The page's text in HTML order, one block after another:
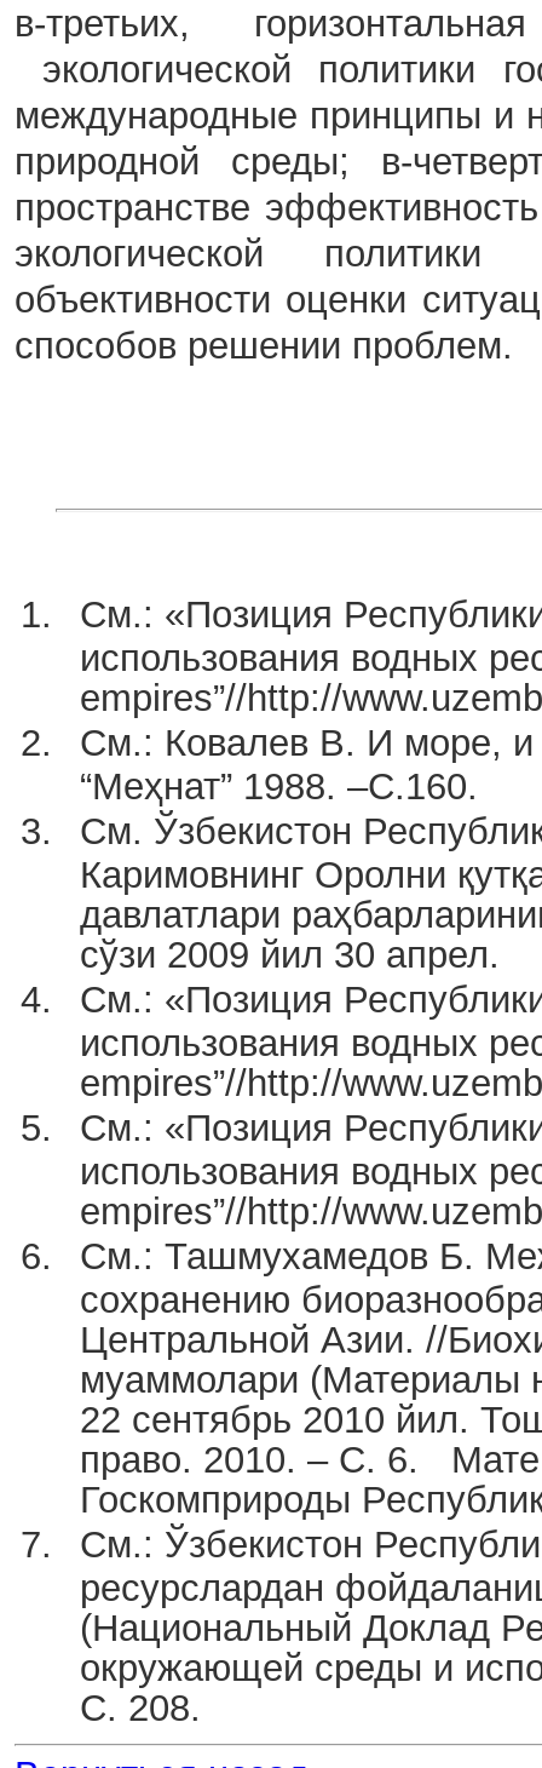
в-третьих,
экологической политики
международные принципы
природной среды; в-
пространстве
экологической
объективности оценки
способов решении проблем.
См.: «Позиция
использования водных
empires”//http://
См.: Ковалев В. И море, и
“Меҳнат” 1988. –С.160.
См. Ўзбекистон
Каримовнинг Оролни
давлатлари
сўзи 2009 йил 30 апрел.
См.: «Позиция
использования водных
empires”//http://
См.: «Позиция
использования водных
empires”//http://
См.: Ташмухамедов Б.
сохранению
Центральной Азии. //
муаммолари (Материалы
22 сентябрь 2010 йил.
право. 2010. – С. 6.
Госкомприроды
См.: Ўзбекистон
ресурслардан
(Национальный Доклад
окружающей среды и
С. 208.